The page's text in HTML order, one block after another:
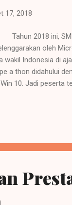
17, 2018
2018 ini, SMP
oleh
wakil Indonesia di
a thon didahului
10. Jadi peserta
microsoft for
Untuk